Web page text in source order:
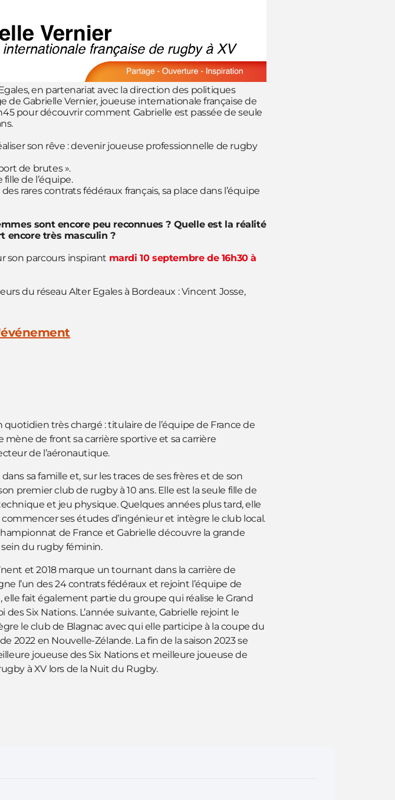
en partenariat avec la direction des politiques
de Gabrielle Vernier, joueuse internationale française de
pour découvrir comment Gabrielle est passée de seule
son rêve : devenir joueuse professionnelle de rugby
de brutes ».
de l’équipe.
rares contrats fédéraux français, sa place dans l’équipe
sont encore peu reconnues ? Quelle est la réalité
encore très masculin ?
son parcours inspirant mardi 10 septembre de 16h30 à
du réseau Alter Egales à Bordeaux : Vincent Josse,
quotidien très chargé : titulaire de l’équipe de France de
mène de front sa carrière sportive et sa carrière
de l’aéronautique.
sa famille et, sur les traces de ses frères et de son
premier club de rugby à 10 ans. Elle est la seule fille de
et jeu physique. Quelques années plus tard, elle
ses études d’ingénieur et intègre le club local.
de France et Gabrielle découvre la grande
du rugby féminin.
et 2018 marque un tournant dans la carrière de
l’un des 24 contrats fédéraux et rejoint l’équipe de
elle fait également partie du groupe qui réalise le Grand
des Six Nations. L’année suivante, Gabrielle rejoint le
le club de Blagnac avec qui elle participe à la coupe du
2022 en Nouvelle-Zélande. La fin de la saison 2023 se
joueuse des Six Nations et meilleure joueuse de
à XV lors de la Nuit du Rugby.